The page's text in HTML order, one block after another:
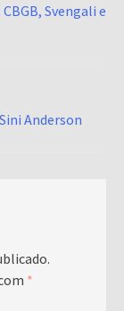
CBGB, Svengali e
Anderson
*